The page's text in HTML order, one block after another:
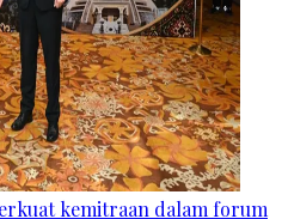
kemitraan dalam forum